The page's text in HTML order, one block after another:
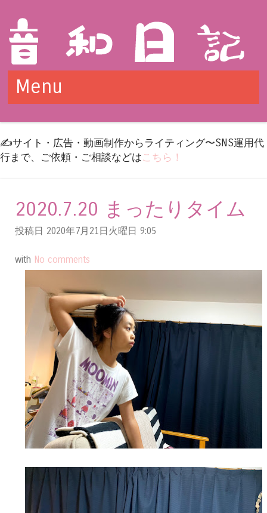
Menu
✍️サイト・広告・動画制作からライティング〜SNS運用代
行まで、ご依頼・ご相談などはこちら！
2020.7.20 まったりタイム
投稿日 2020年7月21日火曜日 9:05
with No comments